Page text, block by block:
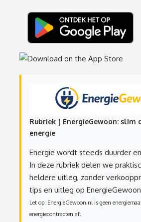
Rubriek | EnergieGewoon: slim
energie
Energie wordt steeds duurder
In deze rubriek delen we
heldere uitleg, zonder
tips en uitleg op
Let op: EnergieGewoon.nl is geen
energiecontracten af.